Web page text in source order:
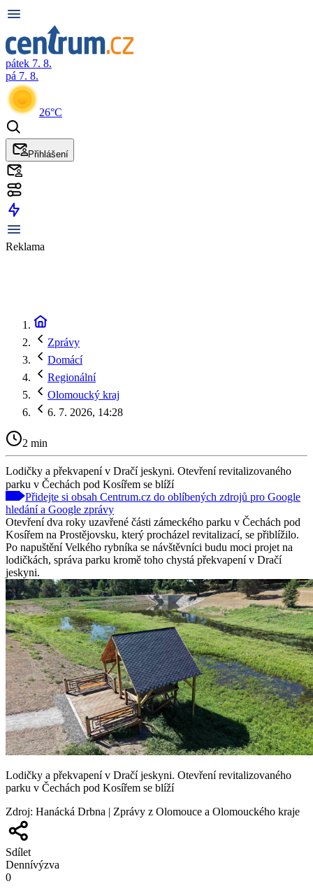
pátek 7. 8.
pá 7. 8.
26°C
Přihlášení
Reklama
Zprávy
Domácí
Regionální
Olomoucký kraj
6. 7. 2026, 14:28
2 min
Lodičky a překvapení v Dračí jeskyni. Otevření revitalizovaného
parku v Čechách pod Kosířem se blíží
Přidejte si obsah Centrum.cz do oblíbených zdrojů pro Google
hledání a Google zprávy
Otevření dva roky uzavřené části zámeckého parku v Čechách pod
Kosířem na Prostějovsku, který procházel revitalizací, se přiblížilo.
Po napuštění Velkého rybníka se návštěvníci budu moci projet na
lodičkách, správa parku kromě toho chystá překvapení v Dračí
jeskyni.
Lodičky a překvapení v Dračí jeskyni. Otevření revitalizovaného
parku v Čechách pod Kosířem se blíží
Zdroj: Hanácká Drbna | Zprávy z Olomouce a Olomouckého kraje
Sdílet
Dennívýzva
0